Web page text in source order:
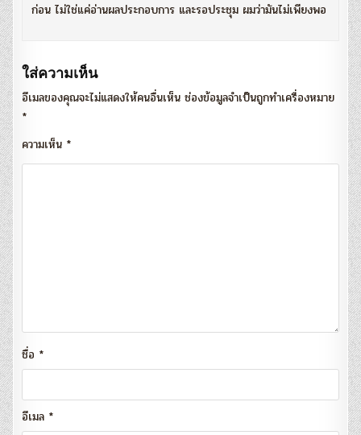
ก่อน ไม่ใช่แค่อ่านผลประกอบการ และรอประชุม ผมว่ามันไม่เพียงพอ
ใส่ความเห็น
อีเมลของคุณจะไม่แสดงให้คนอื่นเห็น ช่องข้อมูลจำเป็นถูกทำเครื่องหมาย
*
ความเห็น *
ชื่อ *
อีเมล *